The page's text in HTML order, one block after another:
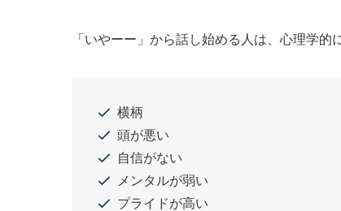
「いやーー」から話し始める人は、心理学的
横柄
頭が悪い
自信がない
メンタルが弱い
プライドが高い